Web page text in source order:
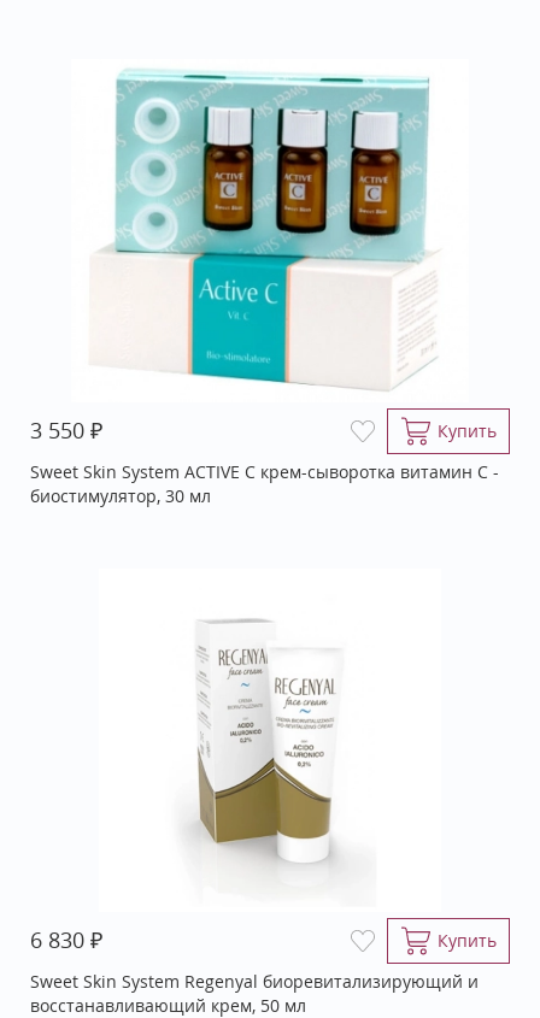
3 550 ₽
Купить
Sweet Skin System ACTIVE C крем-сыворотка витамин С -
биостимулятор, 30 мл
6 830 ₽
Купить
Sweet Skin System Regenyal биоревитализирующий и
восстанавливающий крем, 50 мл